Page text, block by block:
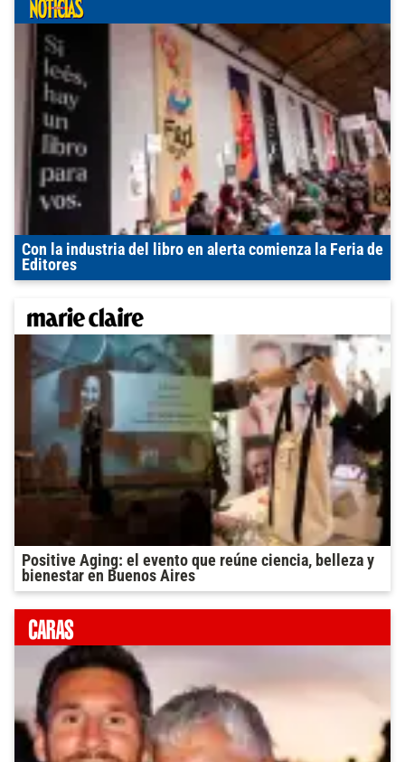
Con la industria del libro en alerta comienza la Feria de
Editores
Positive Aging: el evento que reúne ciencia, belleza y
bienestar en Buenos Aires